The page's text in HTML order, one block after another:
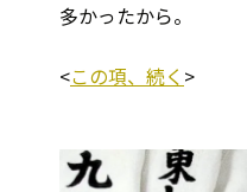
多かったから。
<この項、続く >